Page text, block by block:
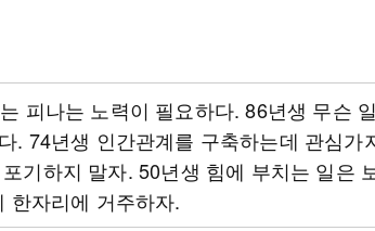
피나는 노력이 필요하다. 86년생 무슨
. 74년생 인간관계를 구축하는데 관심가
기하지 말자. 50년생 힘에 부치는 일은
한자리에 거주하자.